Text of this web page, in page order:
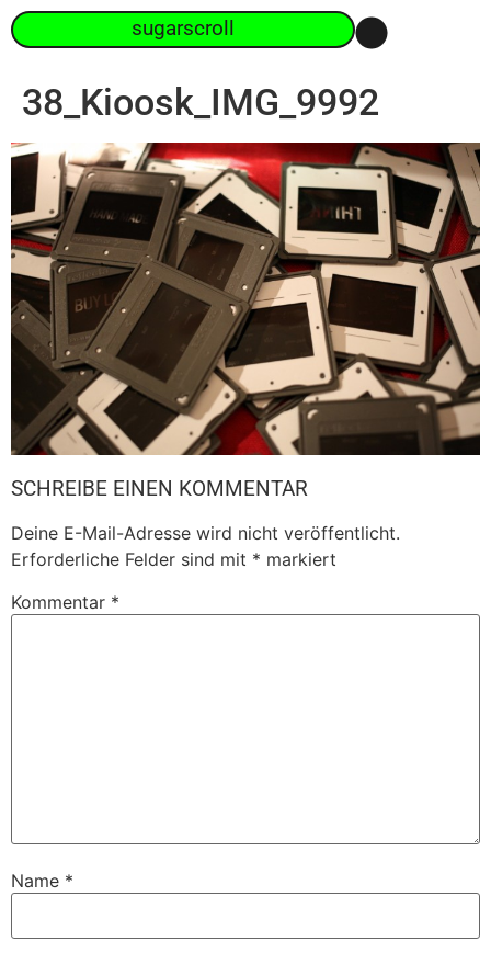
sugarscroll
38_Kioosk_IMG_9992
SCHREIBE EINEN KOMMENTAR
Deine E-Mail-Adresse wird nicht veröffentlicht.
Erforderliche Felder sind mit * markiert
Kommentar *
Name *